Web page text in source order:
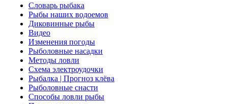
Словарь рыбака
Рыбы наших водоемов
Диковинные рыбы
Видео
Изменения погоды
Рыболовные насадки
Методы ловли
Схема электроудочки
Рыбалка | Прогноз клёва
Рыболовные снасти
Способы ловли рыбы